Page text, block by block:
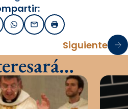
Twitter
WhatsApp
EmailImprimir
Siguiente